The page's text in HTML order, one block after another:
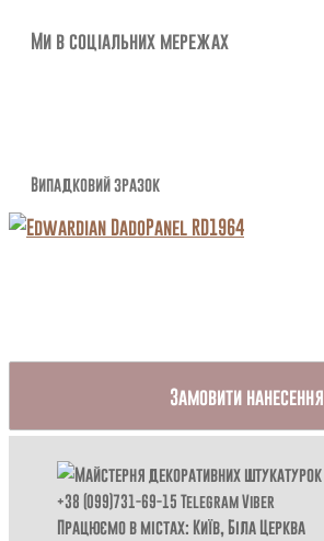
Ми в соціальних мережах
Випадковий зразок
Замовити нанесення
+38 (099)731-69-15 TelegramViber
Працюємо в містах: Київ,Біла Церква